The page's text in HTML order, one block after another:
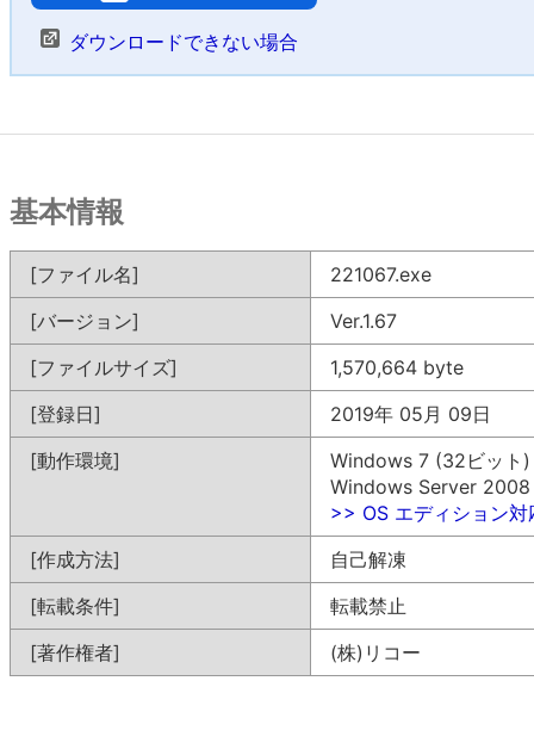
ダウンロードできない場合
基本情報
[ファイル名]
221067.exe
[バージョン]
Ver.1.67
[ファイルサイズ]
1,570,664 byte
[登録日]
2019年 05月 09日
[動作環境]
Windows 7 (32ビット)
Windows Server
>> OS エディション対
[作成方法]
自己解凍
[転載条件]
転載禁止
[著作権者]
(株)リコー